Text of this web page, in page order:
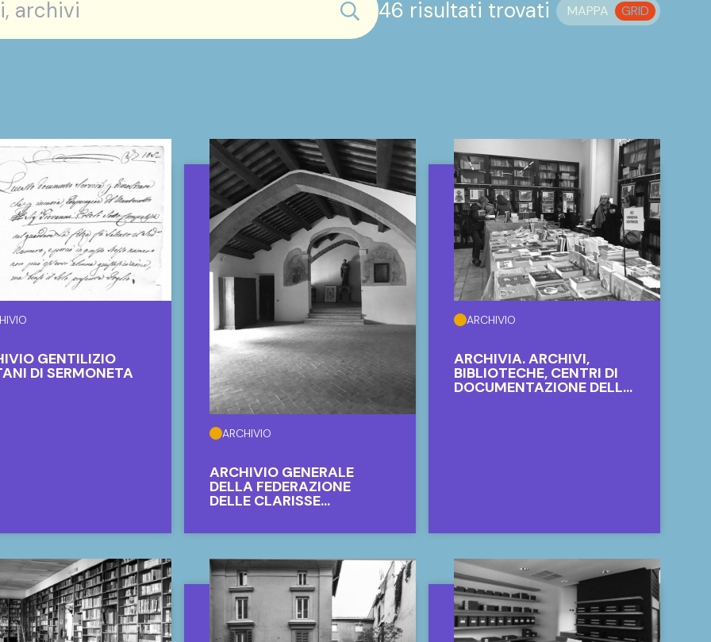
searchbar.cerca_button
46 risultati trovati MAPPA GRID
GENTILIZIO
DI SERMONETA
ARCHIVIO
ARCHIVIO GENERALE
DELLA FEDERAZIONE
DELLE CLARISSE
ARCHIVIO
ARCHIVIA. ARCHIVI,
BIBLIOTECHE, CENTRI DI
DOCUMENTAZIONE DELLE